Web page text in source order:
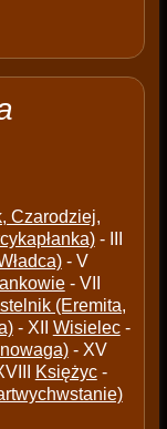
Czarodziej,
- III
- V
- VII
(Eremita,
- XII Wisielec-
- XV
Księżyc-